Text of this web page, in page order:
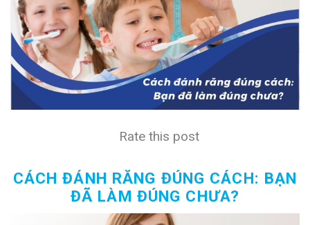
Rate this post
CÁCH ĐÁNH RĂNG ĐÚNG CÁCH: BẠN
ĐÃ LÀM ĐÚNG CHƯA?